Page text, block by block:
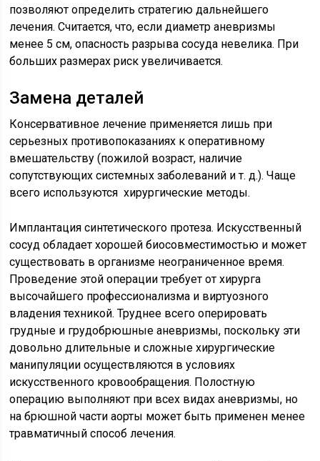
позволяют определить стратегию дальнейшего
лечения. Считается, что, если диаметр аневризмы
менее 5 см, опасность разрыва сосуда невелика. При
больших размерах риск увеличивается.
Замена деталей
Консервативное лечение применяется лишь при
серьезных противопоказаниях к оперативному
вмешательству (пожилой возраст, наличие
сопутствующих системных заболеваний и т. д.). Чаще
всего используются хирургические методы.
Имплантация синтетического протеза. Искусственный
сосуд обладает хорошей биосовместимостью и может
существовать в организме неограниченное время.
Проведение этой операции требует от хирурга
высочайшего профессионализма и виртуозного
владения техникой. Труднее всего оперировать
грудные и грудобрюшные аневризмы, поскольку эти
довольно длительные и сложные хирургические
манипуляции осуществляются в условиях
искусственного кровообращения. Полостную
операцию выполняют при всех видах аневризмы, но
на брюшной части аорты может быть применен менее
травматичный способ лечения.